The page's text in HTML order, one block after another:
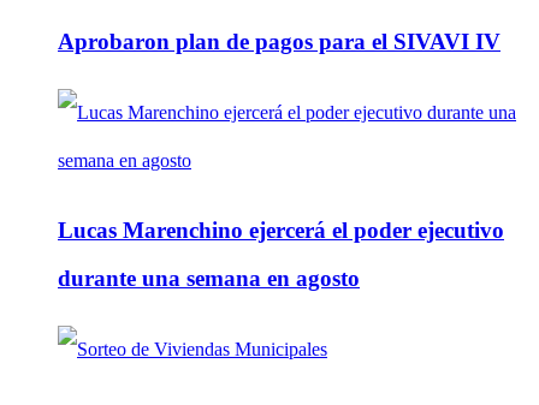
Aprobaron plan de pagos para el SIVAVI IV
Lucas Marenchino ejercerá el poder ejecutivo
durante una semana en agosto